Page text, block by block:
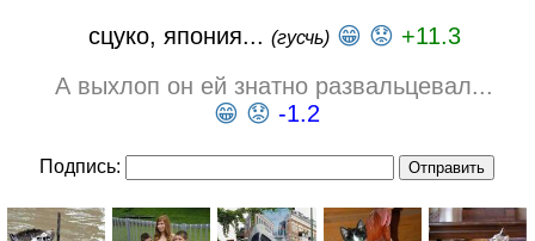
сцуко, япония... (гусчь) 😁 😟 +11.3
А выхлоп он ей знатно развальцевал...
😁 😟 -1.2
Подпись: